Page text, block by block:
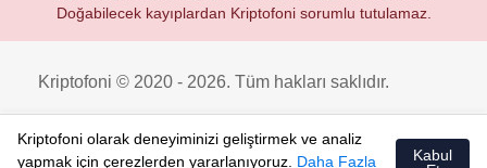
Doğabilecek kayıplardan Kriptofoni sorumlu tutulamaz.
Kriptofoni © 2020 - 2026. Tüm hakları saklıdır.
Kriptofoni olarak deneyiminizi geliştirmek ve analiz
yapmak için çerezlerden yararlanıyoruz. Daha Fazla
Kabul